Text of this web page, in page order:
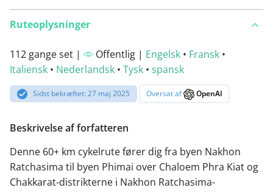
Ruteoplysninger
112 gange set | Offentlig | Engelsk • Fransk •
Italiensk • Nederlandsk • Tysk • spansk
Sidst bekræftet: 27 maj 2025 Oversat af OpenAI
Beskrivelse af forfatteren
Denne 60+ km cykelrute fører dig fra byen Nakhon
Ratchasima til byen Phimai over Chaloem Phra Kiat og
Chakkarat-distrikterne i Nakhon Ratchasima-